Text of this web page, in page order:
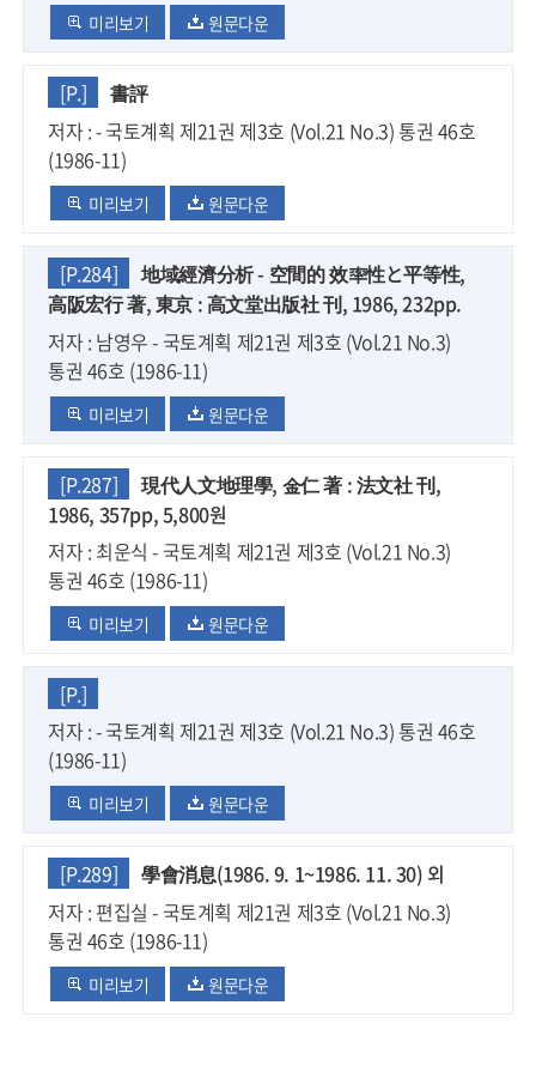
미리보기 원문다운
[P.]
書評
저자 : - 국토계획 제21권 제3호 (Vol.21 No.3) 통권 46호
(1986-11)
미리보기 원문다운
[P.284]
地域經濟分析 - 空間的 效率性と平等性,
高阪宏行 著, 東京 : 高文堂出版社 刊, 1986, 232pp.
저자 : 남영우 - 국토계획 제21권 제3호 (Vol.21 No.3)
통권 46호 (1986-11)
미리보기 원문다운
[P.287]
現代人文地理學, 金仁 著 : 法文社 刊,
1986, 357pp, 5,800원
저자 : 최운식 - 국토계획 제21권 제3호 (Vol.21 No.3)
통권 46호 (1986-11)
미리보기 원문다운
[P.]
저자 : - 국토계획 제21권 제3호 (Vol.21 No.3) 통권 46호
(1986-11)
미리보기 원문다운
[P.289]
學會消息(1986. 9. 1~1986. 11. 30) 외
저자 : 편집실 - 국토계획 제21권 제3호 (Vol.21 No.3)
통권 46호 (1986-11)
미리보기 원문다운